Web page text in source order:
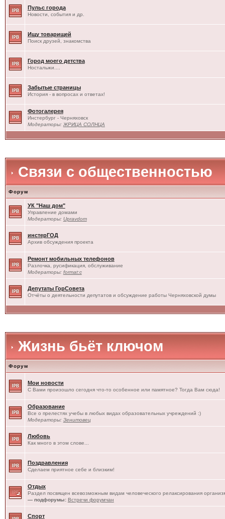
Пульс города
Новости, события и др.
Ищу товарищей
Поиск друзей, знакомства
Город моего детства
Ностальжи....
Забытые страницы
История - в вопросах и ответах!
Фотогалерея
Инстербург - Черняховск
Модераторы: ЖРИЦА СОЛНЦА
Связи с общественностью
Форум
УК "Наш дом"
Управление домами
Модераторы: Upravdom
инстерГОД
Архив обсуждения проекта
Ремонт мобильных телефонов
Разлочка, русификация, обслуживание
Модераторы: format:c
Депутаты ГорСовета
Отчёты о деятельности депутатов и обсуждение работы Черняховской думы
Жизнь бьёт ключом
Форум
Мои новости
С Вами произошло сегодня что-то особенное или памятное? Тогда Вам сюда!
Образование
Все о прелестях учебы в любых видах образовательных учреждений :)
Модераторы: Зенитовец
Любовь
Как много в этом слове...
Поздравления
Сделаем приятное себе и близким!
Отдых
Раздел посвящен всевозможным видам человеческого релаксирования
— подфорумы: Встречи форумчан
Спорт